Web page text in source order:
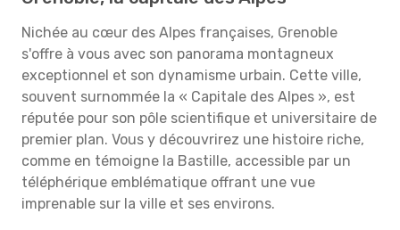
Nichée au cœur des Alpes françaises, Grenoble
s'offre à vous avec son panorama montagneux
exceptionnel et son dynamisme urbain. Cette ville,
souvent surnommée la « Capitale des Alpes », est
réputée pour son pôle scientifique et universitaire de
premier plan. Vous y découvrirez une histoire riche,
comme en témoigne la Bastille, accessible par un
téléphérique emblématique offrant une vue
imprenable sur la ville et ses environs.